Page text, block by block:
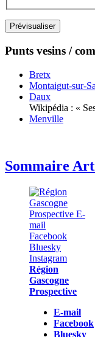
Punts vesins /
Bretx
Montaigut-sur-
Daux
Wikipédia : «
Menville
Sommaire
Région
Gascogne
Prospective
E-mail
Facebook
Bluesky